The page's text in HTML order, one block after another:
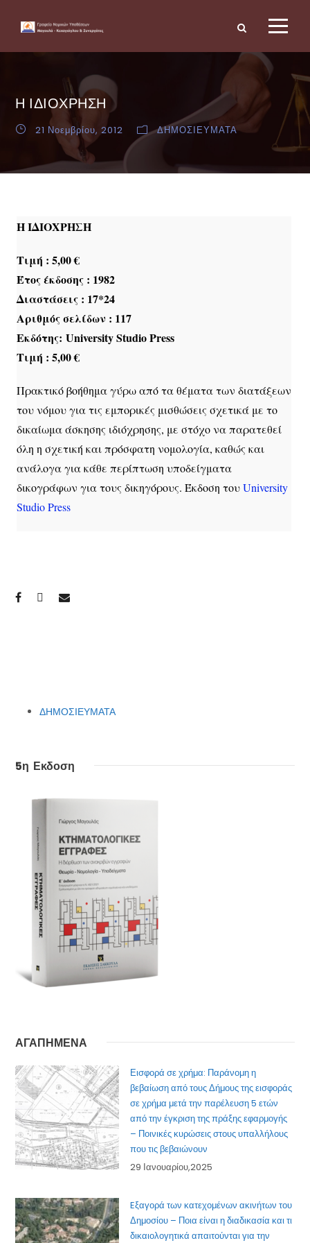
Η ΙΔΙΟΧΡΗΣΗ
21 Νοεμβρίου, 2012 ΔΗΜΟΣΙΕΥΜΑΤΑ
Η ΙΔΙΟΧΡΗΣΗ
Τιμή : 5,00 €
Έτος έκδοσης : 1982
Διαστάσεις : 17*24
Αριθμός σελίδων : 117
Εκδότης: University Studio Press
Τιμή : 5,00 €
Πρακτικό βοήθημα γύρω από τα θέματα των διατάξεων
του νόμου για τις εμπορικές μισθώσεις σχετικά με το
δικαίωμα άσκησης ιδιόχρησης, με στόχο να παρατεθεί
όλη η σχετική και πρόσφατη νομολογία, καθώς και
ανάλογα για κάθε περίπτωση υποδείγματα
δικογράφων για τους δικηγόρους. Έκδοση τουUniversity
Studio Press
ΔΗΜΟΣΙΕΥΜΑΤΑ
5η Εκδοση
ΑΓΑΠΗΜΕΝΑ
Εισφορά σε χρήμα: Παράνομη η
βεβαίωση από τους Δήμους της εισφοράς
σε χρήμα μετά την παρέλευση 5 ετών
από την έγκριση της πράξης εφαρμογής
– Ποινικές κυρώσεις στους υπαλλήλους
που τις βεβαιώνουν
29 Ιανουαρίου,2025
Eξαγορά των κατεχομένων ακινήτων του
Δημοσίου – Ποια είναι η διαδικασία και τι
δικαιολογητικά απαιτούνται για την